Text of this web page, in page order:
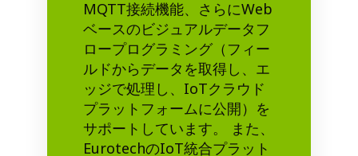
MQTT接続機能、さらにWeb
ベースのビジュアルデータフ
ロープログラミング（フィー
ルドからデータを取得し、エ
ッジで処理し、IoTクラウド
プラットフォームに公開）を
サポートしています。 また、
EurotechのIoT統合プラット